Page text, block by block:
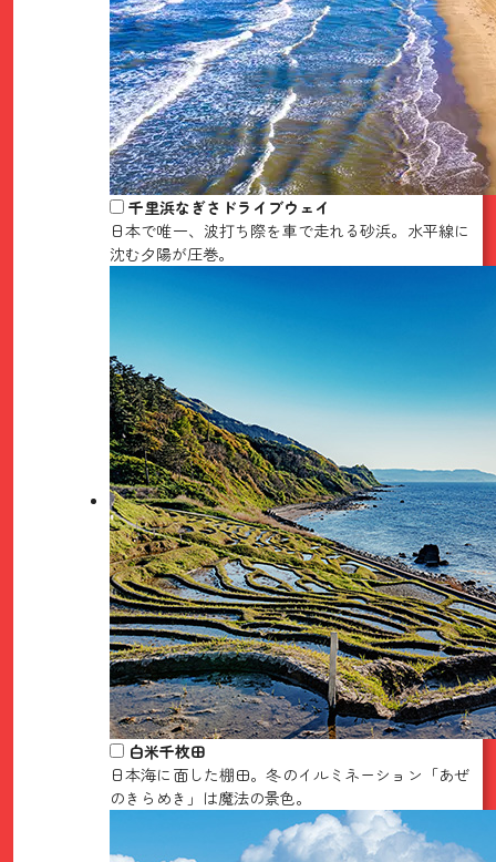
千里浜なぎさドライブウェイ
日本で唯一、波打ち際を車で走れる砂浜。水平線に
沈む夕陽が圧巻。
白米千枚田
日本海に面した棚田。冬のイルミネーション「あぜ
のきらめき」は魔法の景色。